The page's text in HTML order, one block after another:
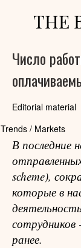
THE
Число
Editorial material
Trends / Markets
В последние
scheme),
которые в
сотрудников
ранее.